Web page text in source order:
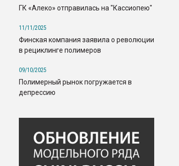
ГК «Алеко» отправилась на "Кассиопею"
11/11/2025
Финская компания заявила о революции
в рециклинге полимеров
09/10/2025
Полимерный рынок погружается в
депрессию